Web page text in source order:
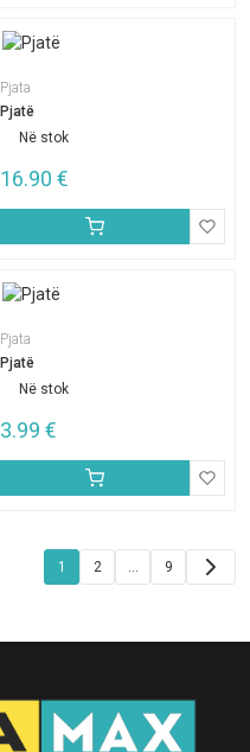
Pjata
Pjatë
Në stok
16.90 €
Pjata
Pjatë
Në stok
3.99 €
Faqosje
1 2 … 9